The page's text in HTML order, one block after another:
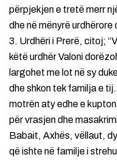
përpjekjen e tretë merr
dhe në mënyrë urdhërore
3. Urdhëri i Prerë, citoj;
këtë urdhër Valoni
largohet me lot në sy
dhe shkon tek familja e
motrën aty edhe e
për vrasjen dhe
Babait, Axhës, vëllaut,
që ishte në familje i